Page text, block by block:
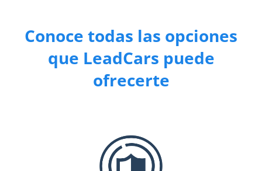
Conoce todas las opciones
que LeadCars puede
ofrecerte